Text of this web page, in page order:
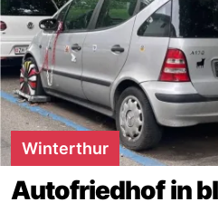
Winterthur
Autofriedhof in